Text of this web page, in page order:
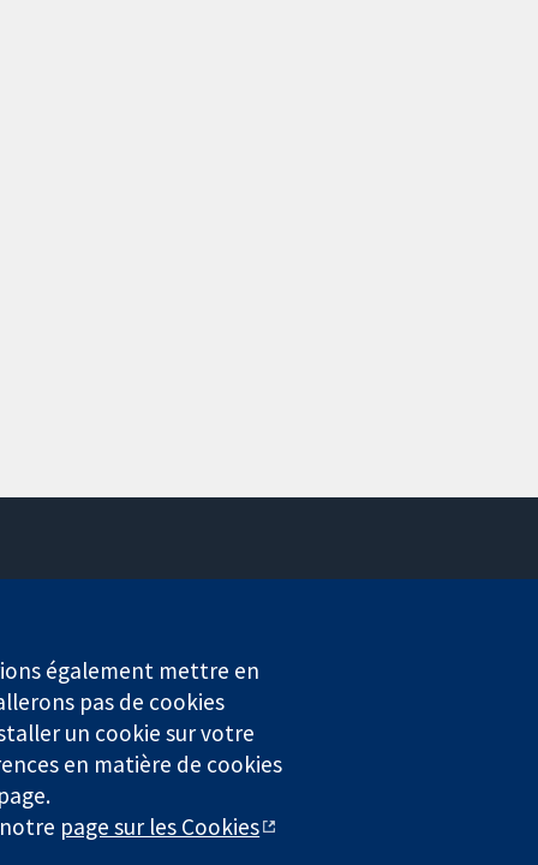
Service de presse
Qui sommes-nous
Offres d'emploi
Cochrane Library
enregistrée en Angleterre et au Pays de Galles. Numéro de
également mettre en
pas de cookies
un cookie sur votre
en matière de cookies
page sur les Cookies